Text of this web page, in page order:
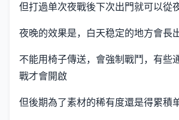
但打過单次夜戰後下次出門就可以從
夜晚的效果是，白天稳定的地方會長
不能用椅子傳送，會強制戰鬥，有些
戰才會開啟
但後期為了素材的稀有度還是得累積